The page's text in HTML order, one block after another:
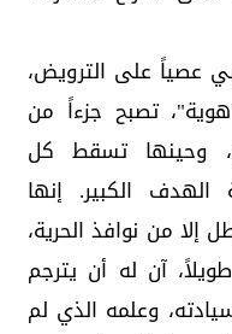
عصياً على الترويض،
تصبح جزءاً من
وحينها تسقط كل
الهدف الكبير. إنها
من نوافذ الحرية،
آن له أن يترجم
وعلمه الذي لم